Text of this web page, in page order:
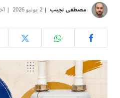
مصطفى نجيب 2 يونيو 2026